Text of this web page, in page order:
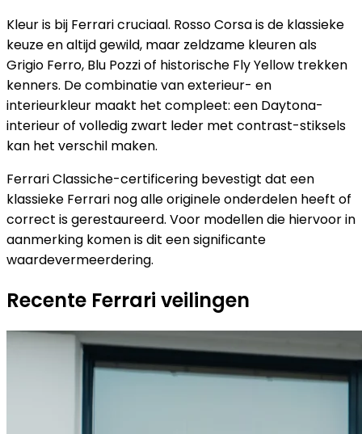
Kleur is bij Ferrari cruciaal. Rosso Corsa is de klassieke
keuze en altijd gewild, maar zeldzame kleuren als
Grigio Ferro, Blu Pozzi of historische Fly Yellow trekken
kenners. De combinatie van exterieur- en
interieurkleur maakt het compleet: een Daytona-
interieur of volledig zwart leder met contrast-stiksels
kan het verschil maken.
Ferrari Classiche-certificering bevestigt dat een
klassieke Ferrari nog alle originele onderdelen heeft of
correct is gerestaureerd. Voor modellen die hiervoor in
aanmerking komen is dit een significante
waardevermeerdering.
Recente Ferrari veilingen